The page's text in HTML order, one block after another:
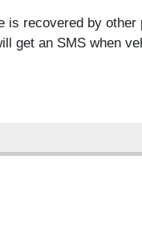
recovered by
get an SMS when